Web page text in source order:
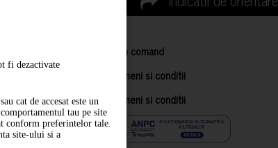
Cum comand
Termeni si conditii
Termeni si conditii
fi dezactivate
cat de accesat este un
tau pe site
conform preferintelor tale.
site-ului si a